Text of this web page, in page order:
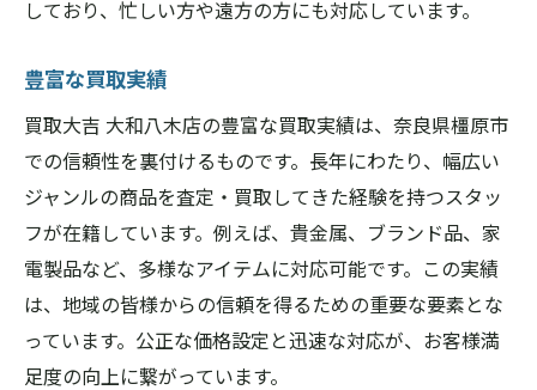
しており、忙しい方や遠方の方にも対応しています。
豊富な買取実績
買取大吉 大和八木店の豊富な買取実績は、奈良県橿原市
での信頼性を裏付けるものです。長年にわたり、幅広い
ジャンルの商品を査定・買取してきた経験を持つスタッ
フが在籍しています。例えば、貴金属、ブランド品、家
電製品など、多様なアイテムに対応可能です。この実績
は、地域の皆様からの信頼を得るための重要な要素とな
っています。公正な価格設定と迅速な対応が、お客様満
足度の向上に繋がっています。